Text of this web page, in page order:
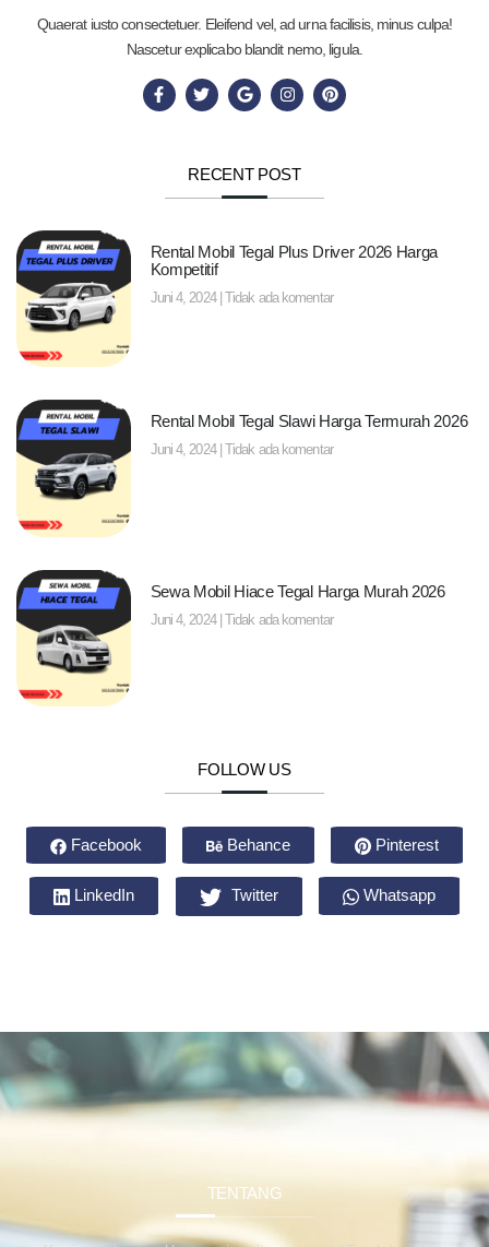
Quaerat iusto consectetuer. Eleifend vel, ad urna facilisis, minus culpa!
Nascetur explicabo blandit nemo, ligula.
RECENT POST
Rental Mobil Tegal Plus Driver 2026 Harga
Kompetitif
Juni 4, 2024 Tidak ada komentar
Rental Mobil Tegal Slawi Harga Termurah 2026
Juni 4, 2024 Tidak ada komentar
Sewa Mobil Hiace Tegal Harga Murah 2026
Juni 4, 2024 Tidak ada komentar
FOLLOW US
Facebook Behance Pinterest
LinkedIn Twitter Whatsapp
TENTANG